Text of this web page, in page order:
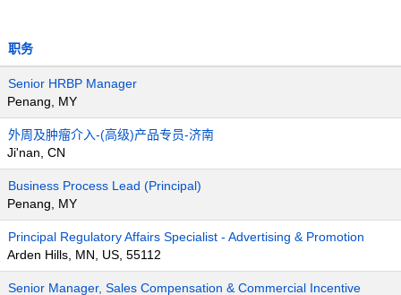
职务
Senior HRBP Manager
Penang, MY
外周及肿瘤介入-(高级)产品专员-济南
Ji'nan, CN
Business Process Lead (Principal)
Penang, MY
Principal Regulatory Affairs Specialist - Advertising & Promotion
Arden Hills, MN, US, 55112
Senior Manager, Sales Compensation & Commercial Incentive